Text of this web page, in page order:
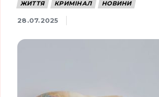
ЖИТТЯ КРИМІНАЛ НОВИНИ
28.07.2025